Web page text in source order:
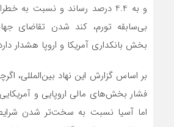
و به 4.4 درصد رساند و نسبت به
بی‌سابقه تورم، کند شدن تقاضای
بخش بانکداری آمریکا و اروپا هشدار
بر اساس گزارش این نهاد بین‌المللی،
فشار بخش‌های مالی اروپایی و آمریکایی
اما آسیا نسبت به سخت‌تر شدن